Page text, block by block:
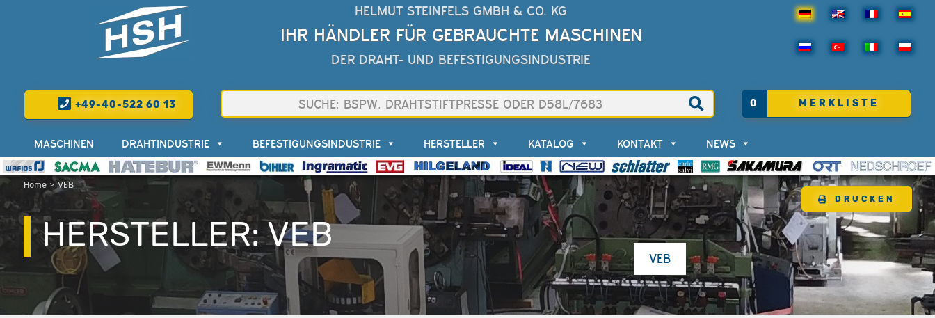
HELMUT STEINFELS GMBH & CO. KG
IHR HÄNDLER FÜR GEBRAUCHTE MASCHINEN
DER DRAHT- UND BEFESTIGUNGSINDUSTRIE
+49-40-522 60 13 0 MERKLISTE
Home>VEB
MASCHINEN DRAHTINDUSTRIE BEFESTIGUNGSINDUSTRIE HERSTELLER KATALOG KONTAKT NEWS
DRUCKEN
HERSTELLER:VEB
VEB